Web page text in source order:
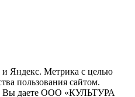
и Яндекс. Метрика с целью
пользования сайтом.
Вы даете ООО «КУЛЬТУРА